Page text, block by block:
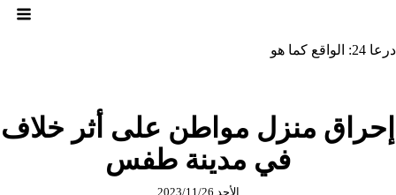
درعا 24: الواقع كما هو
إحراق منزل مواطن على أثر خلاف
في مدينة طفس